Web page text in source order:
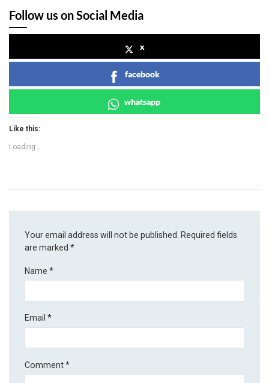
Follow us on Social Media
x
facebook
whatsapp
Like this:
Loading...
Your email address will not be published. Required fields
are marked*
Name*
Email*
Comment*